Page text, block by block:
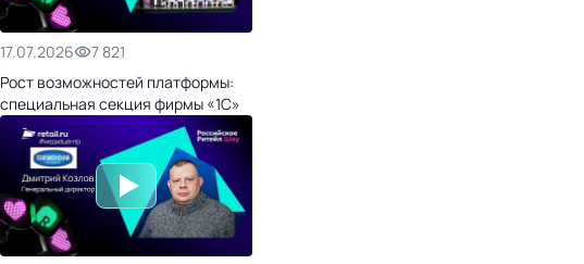
17.07.2026
7 821
Рост возможностей платформы:
специальная секция фирмы «1С»